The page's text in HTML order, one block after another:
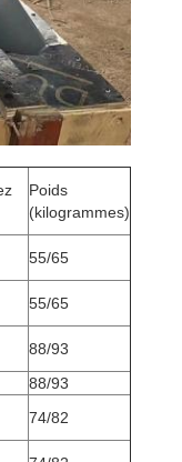
Poids
(kilogrammes)
55/65
55/65
88/93
88/93
74/82